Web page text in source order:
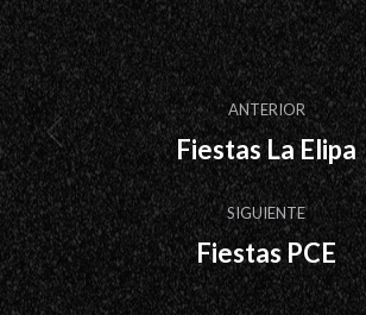
Navegación
entre
proyectos
ANTERIOR
Proyecto
anterior
Fiestas La Elipa
SIGUIENTE
Proyecto
siguiente
Fiestas PCE